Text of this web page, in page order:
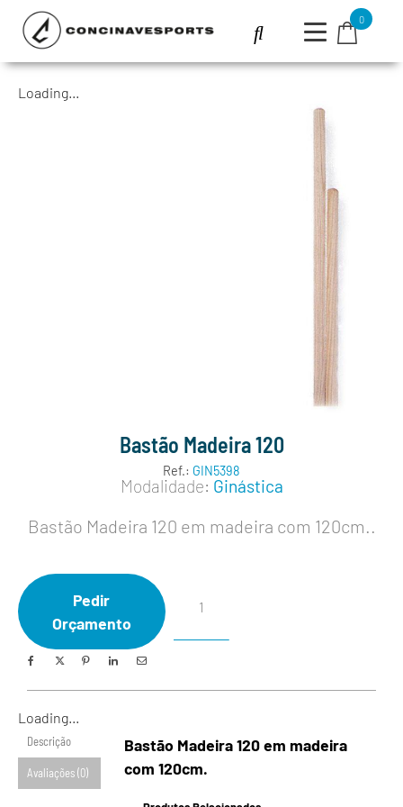
0
Loading...
Bastão Madeira 120
Ref.: GIN5398
Modalidade: Ginástica
Bastão Madeira 120 em madeira com 120cm..
Pedir
Orçamento
Loading...
Descrição
Avaliações (0)
Bastão Madeira 120 em madeira
com 120cm.